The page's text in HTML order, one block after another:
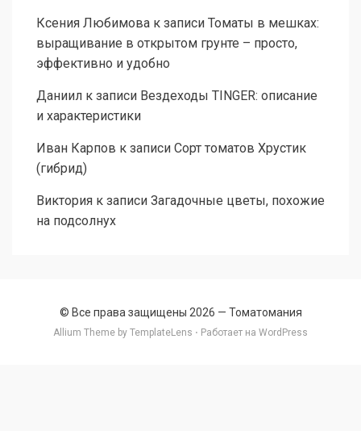
Ксения Любимова к записи Томаты в мешках:
выращивание в открытом грунте – просто,
эффективно и удобно
Даниил к записи Вездеходы TINGER: описание
и характеристики
Иван Карпов к записи Сорт томатов Хрустик
(гибрид)
Виктория к записи Загадочные цветы, похожие
на подсолнух
© Все права защищены 2026 — Томатомания
Allium Theme by TemplateLens ⋅ Работает на WordPress